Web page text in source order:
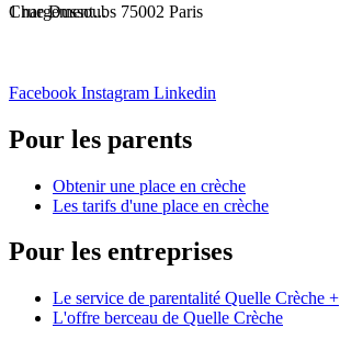
Chargement...
1 rue Dussoubs 75002 Paris
Facebook Instagram Linkedin
Pour les parents
Obtenir une place en crèche
Les tarifs d'une place en crèche
Pour les entreprises
Le service de parentalité Quelle Crèche +
L'offre berceau de Quelle Crèche